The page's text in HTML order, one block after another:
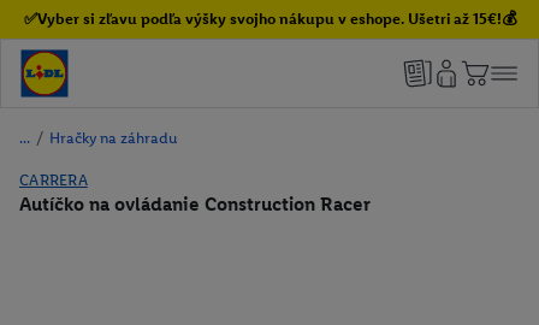
✅Vyber si zľavu podľa výšky svojho nákupu v eshope. Ušetri až 15€!💰
/ Hračky na záhradu
CARRERA
Autíčko na ovládanie Construction Racer